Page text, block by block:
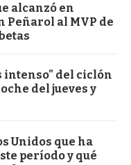
alcanzó en
Peñarol al MVP de
intenso" del ciclón
del jueves y
Unidos que ha
período y qué